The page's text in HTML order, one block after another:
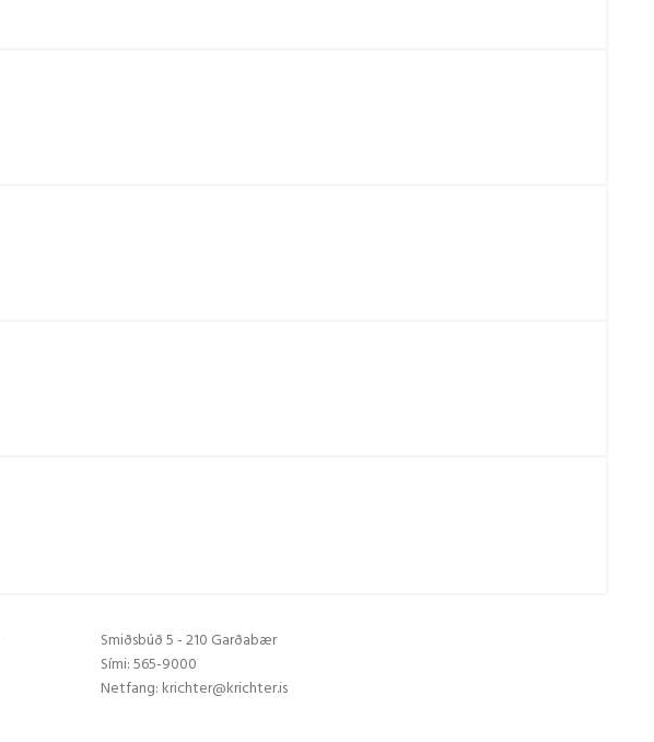
Smiðsbúð 5 - 210 Garðabær
Sími: 565-9000
Netfang: krichter@krichter.is